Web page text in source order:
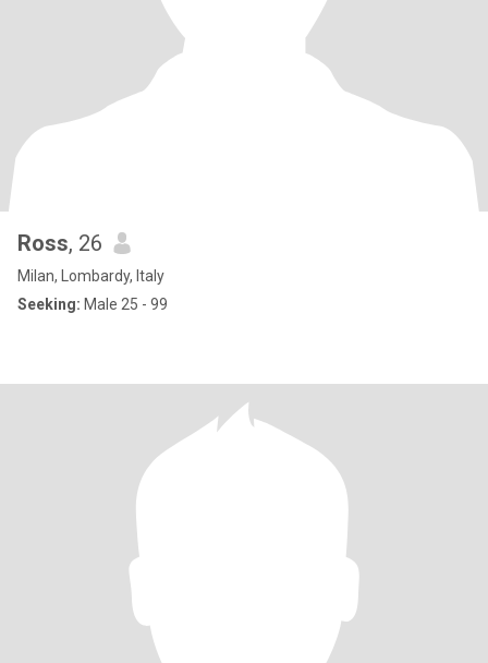
Ross, 26
Milan, Lombardy, Italy
Seeking: Male 25 - 99